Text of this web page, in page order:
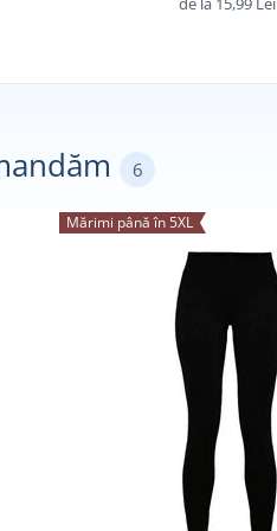
6
Mărimi până în 5XL